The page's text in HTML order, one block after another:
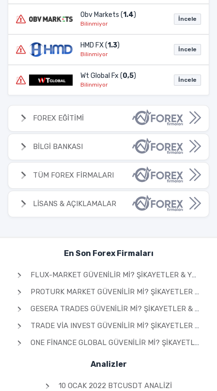
Obv Markets (1.4)
Bilinmiyor
İncele
HMD FX (1.3)
Bilinmiyor
İncele
Wt Global Fx (0,5)
Bilinmiyor
İncele
FOREX EĞİTİMİ
BİLGİ BANKASI
TÜM FOREX FİRMALARI
LİSANS & AÇIKLAMALAR
En Son Forex Firmaları
FLUX-MARKET GÜVENILIR MI? ŞIKAYETLER & YORUMLAR 2026
PROTURK MARKET GÜVENILIR MI? ŞIKAYETLER & YORUMLAR 2026
GESERA TRADES GÜVENILIR MI? ŞIKAYETLER & YORUMLAR 2026
TRADE VIA INVEST GÜVENILIR MI? ŞIKAYETLER & YORUMLAR 2026
ONE FINANCE GLOBAL GÜVENILIR MI? ŞIKAYETLER & YORUMLAR 2026
Analizler
10 OCAK 2022 BTCUSDT ANALIZI